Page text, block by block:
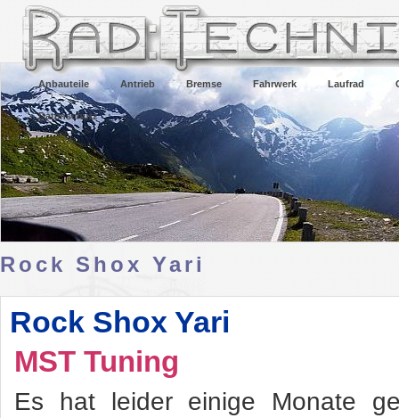
Anbauteile Antrieb Bremse Fahrwerk Laufrad
Datenschutz
Rock Shox Yari
Rock Shox Yari
MST Tuning
Es hat leider einige Monate